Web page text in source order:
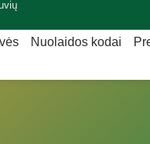
Nuolaidos kodai